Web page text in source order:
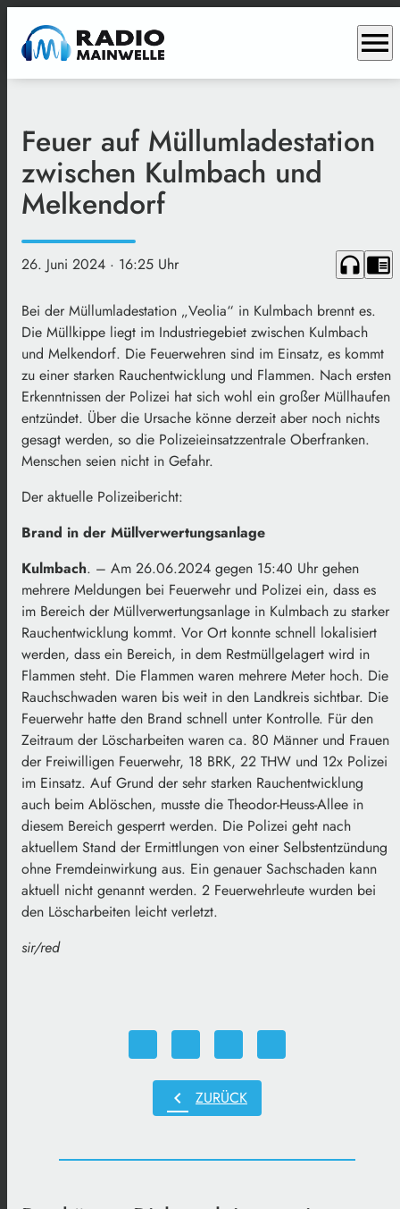
menu
Feuer auf Müllumladestation
zwischen Kulmbach und
Melkendorf
26. Juni 2024 · 16:25 Uhr headphones chrome_reader_mode
Bei der Müllumladestation „Veolia“ in Kulmbach brennt es.
Die Müllkippe liegt im Industriegebiet zwischen Kulmbach
und Melkendorf. Die Feuerwehren sind im Einsatz, es kommt
zu einer starken Rauchentwicklung und Flammen. Nach ersten
Erkenntnissen der Polizei hat sich wohl ein großer Müllhaufen
entzündet. Über die Ursache könne derzeit aber noch nichts
gesagt werden, so die Polizeieinsatzzentrale Oberfranken.
Menschen seien nicht in Gefahr.
Der aktuelle Polizeibericht:
Brand in der Müllverwertungsanlage
Kulmbach. – Am 26.06.2024 gegen 15:40 Uhr gehen
mehrere Meldungen bei Feuerwehr und Polizei ein, dass es
im Bereich der Müllverwertungsanlage in Kulmbach zu starker
Rauchentwicklung kommt. Vor Ort konnte schnell lokalisiert
werden, dass ein Bereich, in dem Restmüllgelagert wird in
Flammen steht. Die Flammen waren mehrere Meter hoch. Die
Rauchschwaden waren bis weit in den Landkreis sichtbar. Die
Feuerwehr hatte den Brand schnell unter Kontrolle. Für den
Zeitraum der Löscharbeiten waren ca. 80 Männer und Frauen
der Freiwilligen Feuerwehr, 18 BRK, 22 THW und 12x Polizei
im Einsatz. Auf Grund der sehr starken Rauchentwicklung
auch beim Ablöschen, musste die Theodor-Heuss-Allee in
diesem Bereich gesperrt werden. Die Polizei geht nach
aktuellem Stand der Ermittlungen von einer Selbstentzündung
ohne Fremdeinwirkung aus. Ein genauer Sachschaden kann
aktuell nicht genannt werden. 2 Feuerwehrleute wurden bei
den Löscharbeiten leicht verletzt.
sir/red
chevron_left ZURÜCK